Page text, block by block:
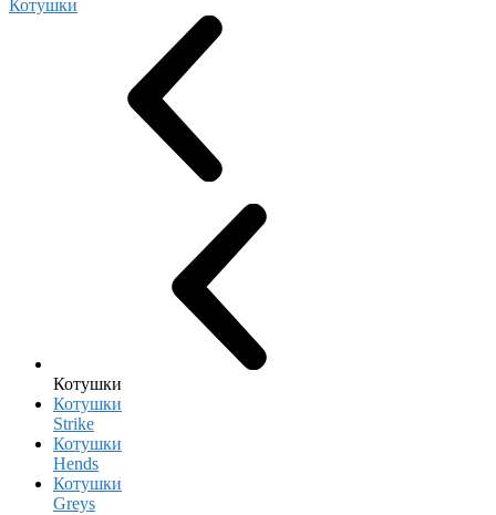
Котушки
Котушки
Котушки
Strike
Котушки
Hends
Котушки
Greys